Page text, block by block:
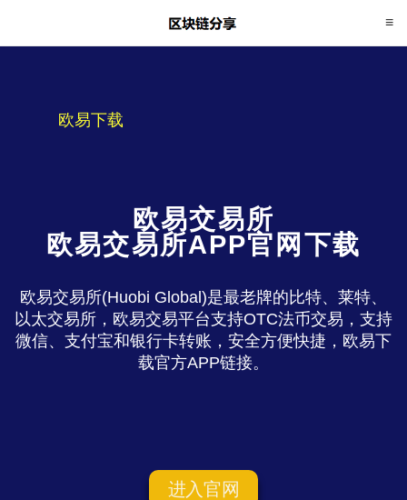
欧易下载
欧易交易所
欧易交易所APP官网下载
欧易交易所(Huobi Global)是最老牌的比特、莱特、
以太交易所，欧易交易平台支持OTC法币交易，支持
微信、支付宝和银行卡转账，安全方便快捷，欧易下
载官方APP链接。
进入官网